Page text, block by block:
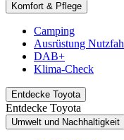
Komfort & Pflege
Camping
Ausrüstung
DAB+
Klima-Check
Entdecke Toyota
Entdecke Toyota
Umwelt und Nachhaltigkeit